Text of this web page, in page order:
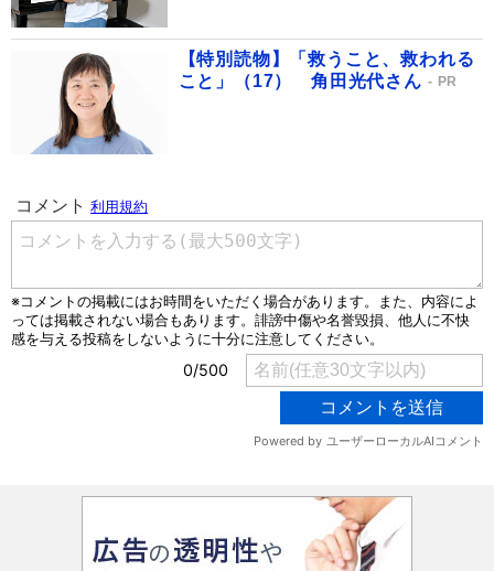
【特別読物】「救うこと、救われる
こと」（17） 角田光代さん
PR